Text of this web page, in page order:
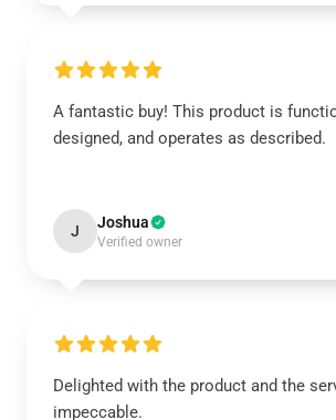
A fantastic buy! This product is
designed, and operates as described.
J Joshua
Verified owner
Delighted with the product and the
impeccable.